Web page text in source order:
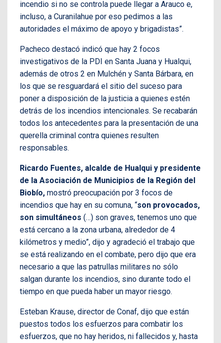
incendio si no se controla puede llegar a Arauco e,
incluso, a Curanilahue por eso pedimos a las
autoridades el máximo de apoyo y brigadistas”.
Pacheco destacó indicó que hay 2 focos
investigativos de la PDI en Santa Juana y Hualqui,
además de otros 2 en Mulchén y Santa Bárbara, en
los que se resguardará el sitio del suceso para
poner a disposición de la justicia a quienes estén
detrás de los incendios intencionales. Se recabarán
todos los antecedentes para la presentación de una
querella criminal contra quienes resulten
responsables.
Ricardo Fuentes, alcalde de Hualqui y presidente
de la Asociación de Municipios de la Región del
Biobío, mostró preocupación por 3 focos de
incendios que hay en su comuna, “son provocados,
son simultáneos (…) son graves, tenemos uno que
está cercano a la zona urbana, alrededor de 4
kilómetros y medio”, dijo y agradeció el trabajo que
se está realizando en el combate, pero dijo que era
necesario a que las patrullas militares no sólo
salgan durante los incendios, sino durante todo el
tiempo en que pueda haber un mayor riesgo.
Esteban Krause, director de Conaf, dijo que están
puestos todos los esfuerzos para combatir los
esfuerzos, que no hay heridos, ni fallecidos y, hasta